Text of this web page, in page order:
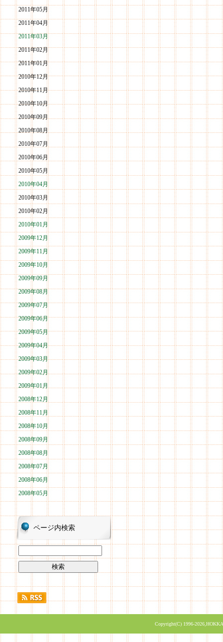
2011年05月
2011年04月
2011年03月
2011年02月
2011年01月
2010年12月
2010年11月
2010年10月
2010年09月
2010年08月
2010年07月
2010年06月
2010年05月
2010年04月
2010年03月
2010年02月
2010年01月
2009年12月
2009年11月
2009年10月
2009年09月
2009年08月
2009年07月
2009年06月
2009年05月
2009年04月
2009年03月
2009年02月
2009年01月
2008年12月
2008年11月
2008年10月
2008年09月
2008年08月
2008年07月
2008年06月
2008年05月
ページ内検索
Copyright(C) 1996-